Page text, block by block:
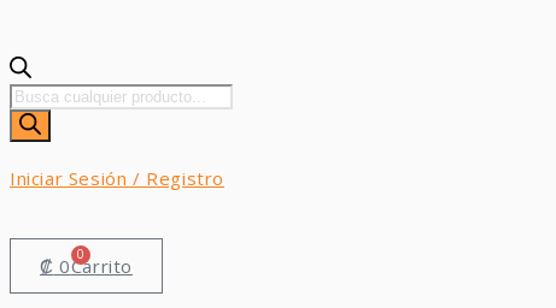
Búsqueda
de
productos
Iniciar Sesión / Registro
₡ 0 0
Carrito